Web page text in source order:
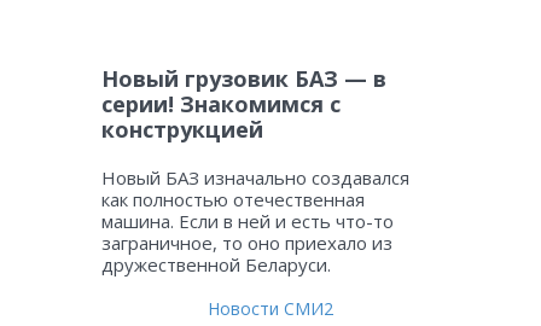
Новый грузовик БАЗ — в
серии! Знакомимся с
конструкцией
Новый БАЗ изначально создавался
как полностью отечественная
машина. Если в ней и есть что-то
заграничное, то оно приехало из
дружественной Беларуси.
Новости СМИ2